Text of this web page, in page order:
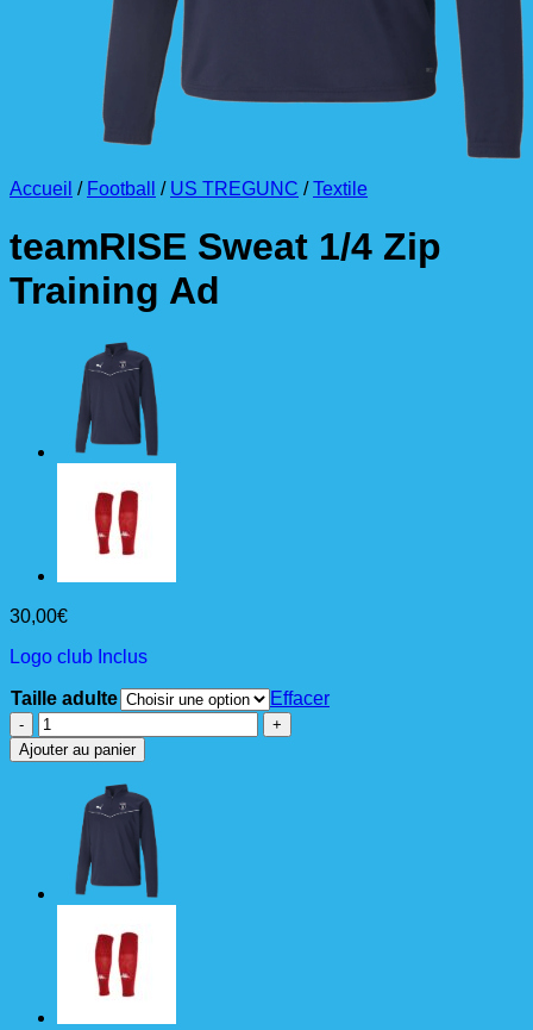
Accueil / Football / US TREGUNC / Textile
teamRISE Sweat 1/4 Zip
Training Ad
30,00€
Logo club Inclus
Taille adulte
Effacer
quantité
de
teamRISE
Training
Ajouter au panier